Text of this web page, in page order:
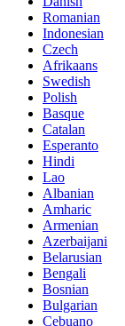
Romanian
Indonesian
Czech
Afrikaans
Swedish
Polish
Basque
Catalan
Esperanto
Hindi
Lao
Albanian
Amharic
Armenian
Azerbaijani
Belarusian
Bengali
Bosnian
Bulgarian
Cebuano